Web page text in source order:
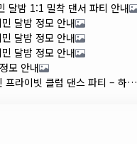
달밤 1:1 밀착 댄서 파티 안내
달밤 정모 안내
달밤 정모 안내
달밤 정모 안내
모 안내
[달밤 궁상] 호치민 프라이빗 클럽 댄스 파티 – 하루 한 팀만!